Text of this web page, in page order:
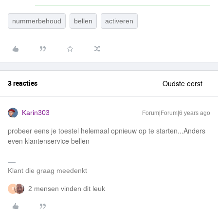
nummerbehoud bellen activeren
3 reacties Oudste eerst
Karin303 Forum|Forum|6 years ago
probeer eens je toestel helemaal opnieuw op te starten...Anders
even klantenservice bellen
Klant die graag meedenkt
S 2 mensen vinden dit leuk